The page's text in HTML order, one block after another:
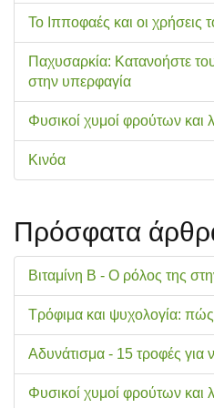
Το Ιπποφαές και οι χρήσεις
Παχυσαρκία: Κατανοήστε
στην υπερφαγία
Φυσικοί χυμοί φρούτων και
Κινόα
Πρόσφατα
Βιταμίνη Β - Ο ρόλος της
Τρόφιμα και ψυχολογία:
Αδυνάτισμα - 15 τροφές για
Φυσικοί χυμοί φρούτων και